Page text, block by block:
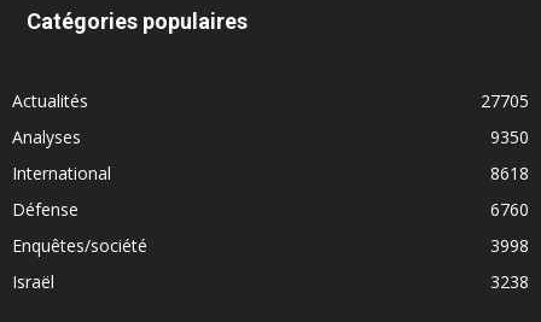
Catégories populaires
Actualités
27705
Analyses
9350
International
8618
Défense
6760
Enquêtes/société
3998
Israël
3238